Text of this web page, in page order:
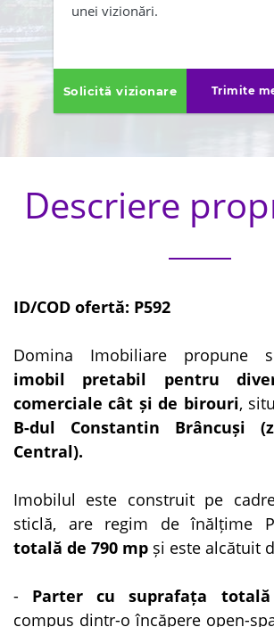
unei vizionări.
Solicită vizionare Trimite
Descriere
ID/COD ofertă: P592
Domina Imobiliare propune
imobil pretabil pentru
comerciale cât și de birouri,
B-dul Constantin Brâncuși
Central).
Imobilul este construit pe
sticlă, are regim de înălțime
totală de 790 mp și este alcătuit
- Parter cu suprafața
compus dintr-o încăpere open-